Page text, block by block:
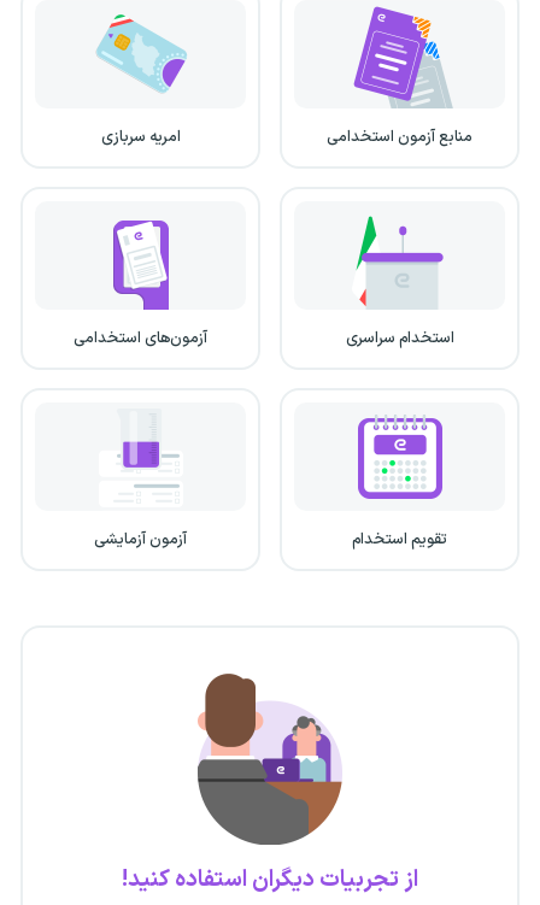
منابع آزمون استخدامی امریه سربازی
استخدام سراسری آزمون‌های استخدامی
تقویم استخدام آزمون آزمایشی
از تجربیات دیگران استفاده کنید!